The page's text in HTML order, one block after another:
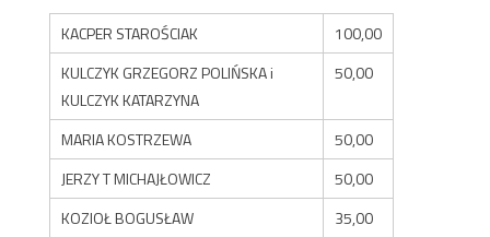
KACPER STAROŚCIAK
100,00
KULCZYK GRZEGORZ POLIŃSKA i
KULCZYK KATARZYNA
50,00
MARIA KOSTRZEWA
50,00
JERZY T MICHAJŁOWICZ
50,00
KOZIOŁ BOGUSŁAW
35,00